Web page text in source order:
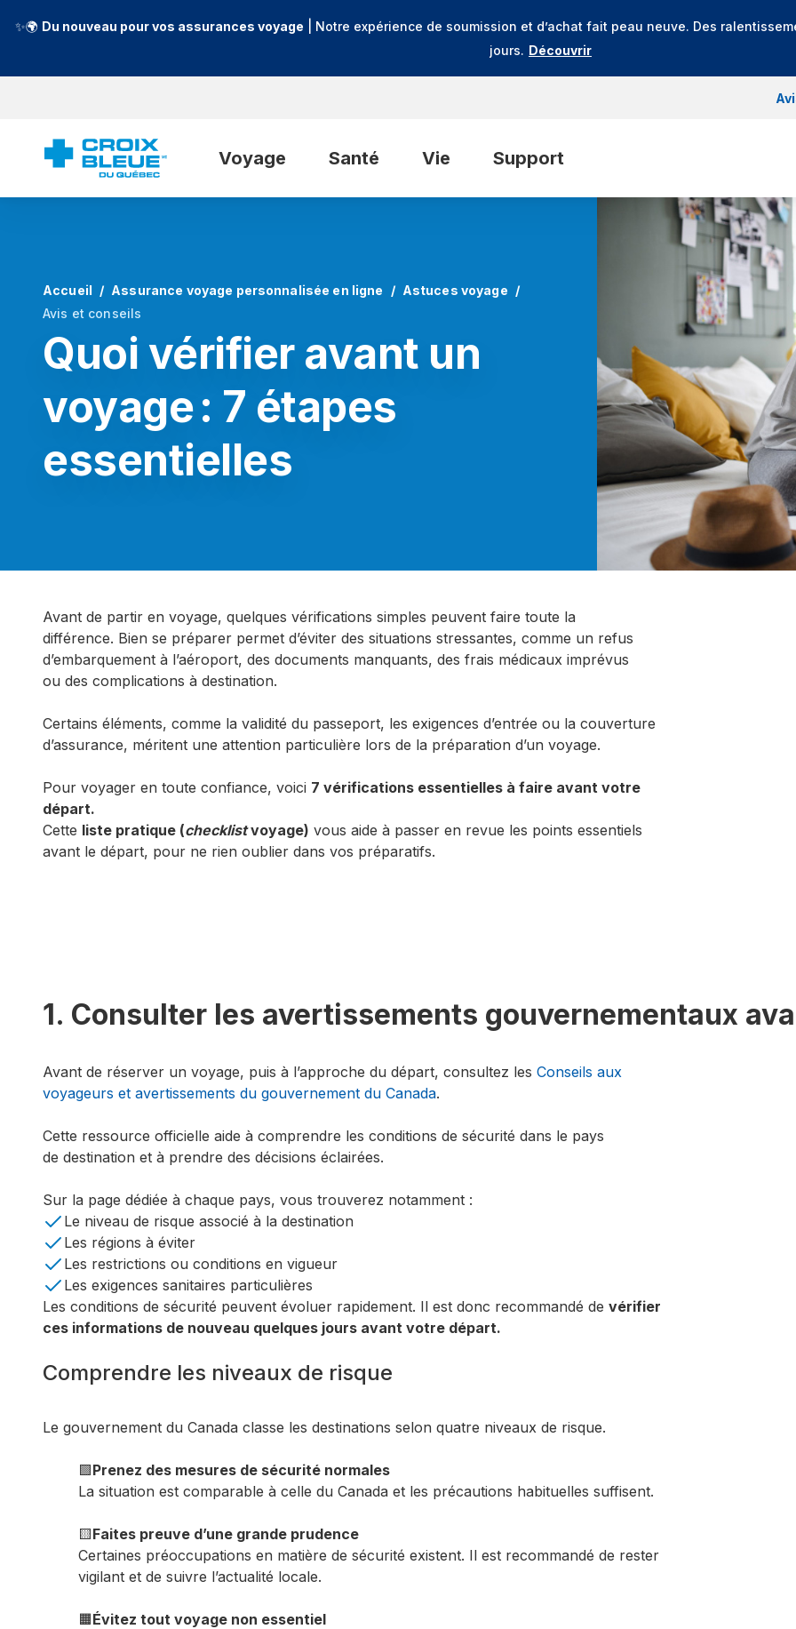
✨🌍 Du nouveau pour vos assurances voyage | Notre expérience de soumission et d’achat fait peau neuve. Des
jours. Découvrir
Voyage Santé Vie Support
Accueil Assurance voyage personnalisée en ligne
Astuces voyage
Avis et conseils
Quoi vérifier avant un
voyage : 7 étapes
essentielles
Avant de partir en voyage, quelques vérifications simples peuvent faire toute la
différence. Bien se préparer permet d’éviter des situations stressantes, comme un refus
d’embarquement à l’aéroport, des documents manquants, des frais médicaux imprévus
ou des complications à destination.
Certains éléments, comme la validité du passeport, les exigences d’entrée ou la couverture
d’assurance, méritent une attention particulière lors de la préparation d’un voyage.
Pour voyager en toute confiance, voici 7 vérifications essentielles à faire avant votre
départ.
Cette liste pratique (checklistvoyage) vous aide à passer en revue les points essentiels
avant le départ, pour ne rien oublier dans vos préparatifs.
1. Consulter les avertissements gouvernementaux
Avant de réserver un voyage, puis à l’approche du départ, consultez les Conseils aux
voyageurs et avertissements du gouvernement du Canada.
Cette ressource officielle aide à comprendre les conditions de sécurité dans le pays
de destination et à prendre des décisions éclairées.
Sur la page dédiée à chaque pays, vous trouverez notamment :
Le niveau de risque associé à la destination
Les régions à éviter
Les restrictions ou conditions en vigueur
Les exigences sanitaires particulières
Les conditions de sécurité peuvent évoluer rapidement. Il est donc recommandé de vérifier
ces informations de nouveau quelques jours avant votre départ.
Comprendre les niveaux de risque
Le gouvernement du Canada classe les destinations selon quatre niveaux de risque.
🟩Prenez des mesures de sécurité normales
La situation est comparable à celle du Canada et les précautions habituelles suffisent.
🟨Faites preuve d’une grande prudence
Certaines préoccupations en matière de sécurité existent. Il est recommandé de rester
vigilant et de suivre l’actualité locale.
🟧Évitez tout voyage non essentiel